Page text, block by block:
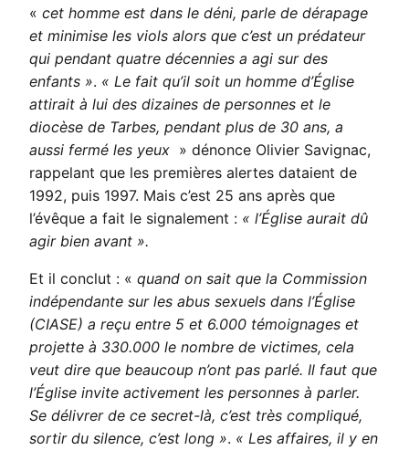
« cet homme est dans le déni, parle de dérapage
et minimise les viols alors que c’est un prédateur
qui pendant quatre décennies a agi sur des
enfants ». « Le fait qu’il soit un homme d’Église
attirait à lui des dizaines de personnes et le
diocèse de Tarbes, pendant plus de 30 ans, a
aussi fermé les yeux » dénonce Olivier Savignac,
rappelant que les premières alertes dataient de
1992, puis 1997. Mais c’est 25 ans après que
l’évêque a fait le signalement : « l’Église aurait dû
agir bien avant ».
Et il conclut : « quand on sait que la Commission
indépendante sur les abus sexuels dans l’Église
(CIASE) a reçu entre 5 et 6.000 témoignages et
projette à 330.000 le nombre de victimes, cela
veut dire que beaucoup n’ont pas parlé. Il faut que
l’Église invite activement les personnes à parler.
Se délivrer de ce secret-là, c’est très compliqué,
sortir du silence, c’est long ». « Les affaires, il y en